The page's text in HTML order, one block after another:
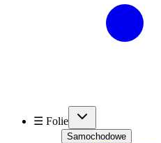
☰ Folie
Samochodowe